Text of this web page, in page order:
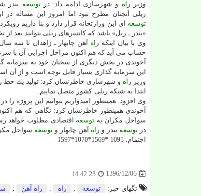
وزیر راه و شهرسازی ادامه داد: درتوسعه بندر
ریلی آنچنان مطرح نبود اما امروز این مساله در
توسعه ای این وزارتخانه قرار دارد و بنا داریم
«بندر ـ ریل» باشد كه كانتینرهای ریلی بتوانند بعد
وی با بیان اینكه راه آهن چابهار ـ زاهدان تا سه
حساب می آید كه هم اكنون مراحل اجرایی آن با
آخوندی در بخش دیگری از سخنان خود به سرمایه گذاری 800 میلیون دلاری
این سرمایه گذاری بسیار قابل توجه است و از آن
وزیر راه
ابتدا به شبكه ریلی كشور متصل نماییم.
وی افزود: همینطور امیدواریم بتوانیم این پروژه را
آخوندی همینطور خاطرنشان كرد: نگاهی كه هم
سواحل مكران به توسعه اقتصادی مطلوب خواهد
در توسعه بندر و راه آهن چابهار و توسعه سواحل
اجتمام. 1095 *1569*1070*1597
1396/12/06
14:42:23
تگهای خبر: توسعه راه راه آهن